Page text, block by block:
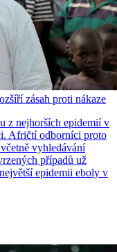
zásah proti nákaze
z nejhorších epidemií v
Afričtí odborníci proto
vyhledávání
případů už
epidemii eboly v